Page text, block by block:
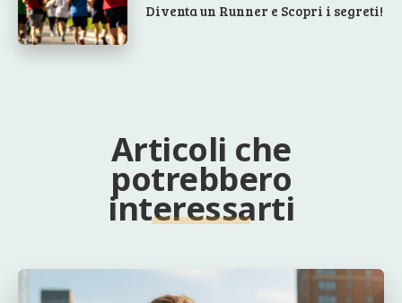
Diventa un Runner e Scopri i segreti!
Articoli che
potrebbero
interessarti